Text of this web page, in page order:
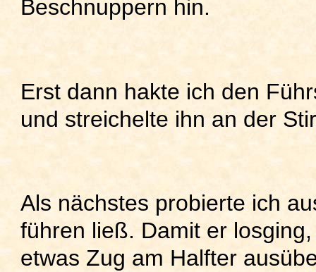
Beschnuppern hin.
Erst dann hakte ich den
und streichelte ihn an der
Als nächstes probierte ich
führen ließ. Damit er
etwas Zug am Halfter